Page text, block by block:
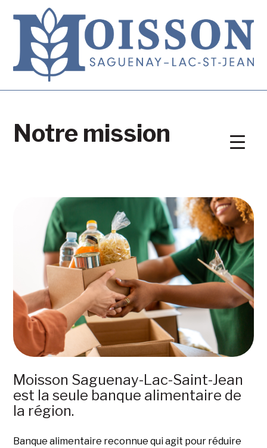
Notre mission
Moisson Saguenay-Lac-Saint-Jean
est la seule banque alimentaire de
la région.
Banque alimentaire reconnue qui agit pour réduire